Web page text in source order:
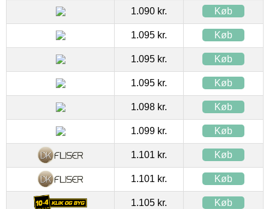
1.090 kr. Køb
1.095 kr. Køb
1.095 kr. Køb
1.095 kr. Køb
1.098 kr. Køb
1.099 kr. Køb
1.101 kr. Køb
1.101 kr. Køb
1.105 kr. Køb